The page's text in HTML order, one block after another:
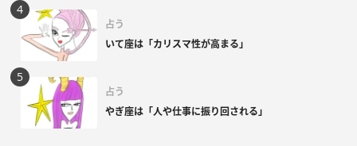
占う
いて座は「カリスマ性が高まる」
占う
やぎ座は「人や仕事に振り回される」